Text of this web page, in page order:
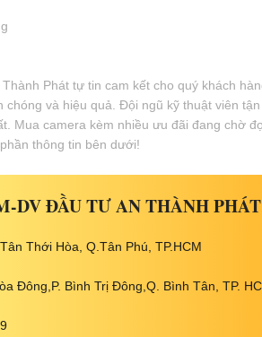
Phát tự tin cam kết cho quý khách
và hiệu quả. Đội ngũ kỹ thuật viên
Mua camera kèm nhiều ưu đãi đang chờ
thông tin bên dưới!
DV ĐẦU TƯ AN THÀNH PHÁT
Thới Hòa, Q.Tân Phú, TP.HCM
Đông,P. Bình Trị Đông,Q. Bình Tân, TP.